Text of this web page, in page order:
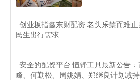
创业板指鑫东财配资 老头乐禁而难
民生出行需求
安全的配资平台 恒锋工具最新公告
峰、何勤松、周姚娟、郑继良计划减